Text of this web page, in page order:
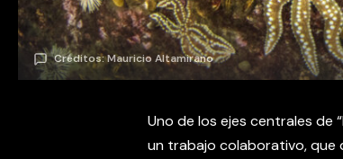
Créditos: Mauricio Altamirano
Uno de los ejes centrales de
un trabajo colaborativo, que